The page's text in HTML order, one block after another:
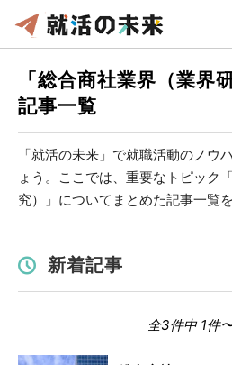
「総合商社業界（業界
記事一覧
「就活の未来」で就職活動のノウ
ょう。ここでは、重要なトピック
究）」についてまとめた記事一覧
新着記事
全3件中 1件